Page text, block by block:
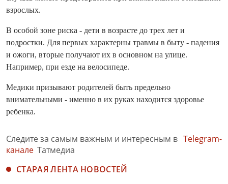
взрослых.
В особой зоне риска - дети в возрасте до трех лет и
подростки. Для первых характерны травмы в быту - падения
и ожоги, вторые получают их в основном на улице.
Например, при езде на велосипеде.
Медики призывают родителей быть предельно
внимательными - именно в их руках находится здоровье
ребенка.
Следите за самым важным и интересным в Telegram-
канале Татмедиа
СТАРАЯ ЛЕНТА НОВОСТЕЙ